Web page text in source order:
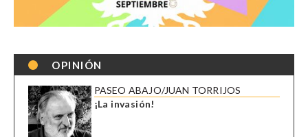
OPINIÓN
PASEO ABAJO/JUAN TORRIJOS
¡La invasión!